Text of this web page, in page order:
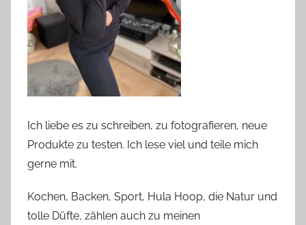
Ich liebe es zu schreiben, zu fotografieren, neue
Produkte zu testen. Ich lese viel und teile mich
gerne mit.
Kochen, Backen, Sport, Hula Hoop, die Natur und
tolle Düfte, zählen auch zu meinen